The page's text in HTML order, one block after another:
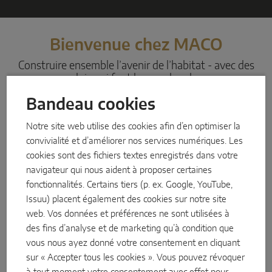
Composants système
MACO Protect M-TS
MACO Protect A-TS
À cylindre
SOLUTIONS DE CAPTEURS INTELLIGENTS
Bienvenue chez MACO
Construire ensemble l’avenir de l’habitat - avec des
emplois qui font bouger les choses
ferrures de portes et de fenêtres et un fournisseur de
systèmes et de solutions de sécurité innovants.
Nous sommes reconnus dans le secteur comme un partenaire
commercial fiable et innovant. Le moteur de cette réussite est
dû à notre personnel ingénieux et orienté vers les solutions,
dont les performances exceptionnelles ont permis à l’entreprise
de devenir l’un des leaders du marché européen.
Bandeau cookies
Notre site web utilise des cookies afin d’en optimiser la
convivialité et d’améliorer nos services numériques. Les
cookies sont des fichiers textes enregistrés dans votre
navigateur qui nous aident à proposer certaines
fonctionnalités. Certains tiers (p. ex. Google, YouTube,
Issuu) placent également des cookies sur notre site
web. Vos données et préférences ne sont utilisées à
des fins d’analyse et de marketing qu’à condition que
vous nous ayez donné votre consentement en cliquant
sur « Accepter tous les cookies ». Vous pouvez révoquer